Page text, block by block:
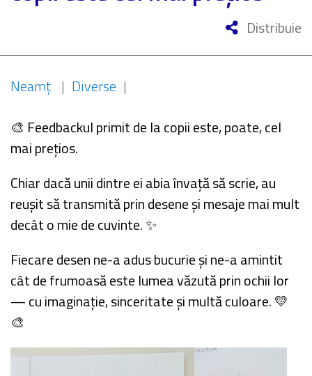
Distribuie
Neamț | Diverse |
🎨 Feedbackul primit de la copii este, poate, cel
mai prețios.
Chiar dacă unii dintre ei abia învață să scrie, au
reușit să transmită prin desene și mesaje mai mult
decât o mie de cuvinte. ✨
Fiecare desen ne-a adus bucurie și ne-a amintit
cât de frumoasă este lumea văzută prin ochii lor
— cu imaginație, sinceritate și multă culoare. 💛
🎨